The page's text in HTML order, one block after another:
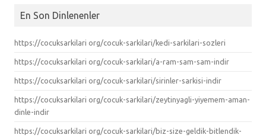
En Son Dinlenenler
https://cocuksarkilari org/cocuk-sarkilari/kedi-sarkilari-sozleri
https://cocuksarkilari org/cocuk-sarkilari/a-ram-sam-sam-indir
https://cocuksarkilari org/cocuk-sarkilari/sirinler-sarkisi-indir
https://cocuksarkilari org/cocuk-sarkilari/zeytinyagli-yiyemem-aman-
dinle-indir
https://cocuksarkilari org/cocuk-sarkilari/biz-size-geldik-bitlendik-